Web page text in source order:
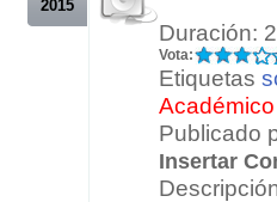
2015
Duración:
Vota:
Etiquetas
Académico
Publicado
Insertar